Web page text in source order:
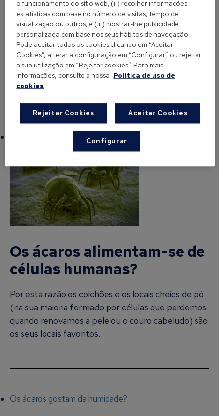
quantidade, sendoDermatophagoides
pteronyssinus e Dermatophagoides farinae as
espécies mais abundantes nas habitações. Pelo
contrário, nas regiões do interior da península há
pouca presença de ácaros, já que o clima é seco,
devido a uma humidade relativa abaixo dos 50%.
Os ácaros alimentam-se de células humanas?
Os ácaros alimentam-se de
células humanas?
Por esta razão os colchões e os locais cheios de pó
(na sua maioria formado por células que perdemos
quando renovamos a pele ou o couro cabeludo) são
os seus locais favoritos.
Os ácaros gostam da humidade?
o funcionamento do sítio web, (ii) recolher informações
estatísticas com base no número de visitas, tempo de
visualização ou outros, e (iii) mostrar-lhe publicidade
personalizada com base nos seus hábitos de navegação.
Pode aceitar todos os cookies clicando em “Aceitar
Cookies”, alterar a configuração em “Configurar” ou rejeitar
a sua utilização em “Rejeitar cookies”. Para mais
informações, consulte a nossa Política de uso de
cookies
Rejeitar Cookies Aceitar Cookies
Configurar